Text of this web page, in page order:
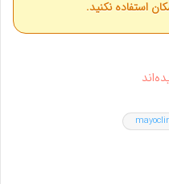
استفاده نکنید.